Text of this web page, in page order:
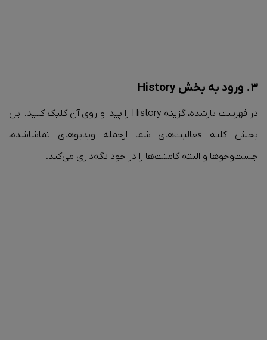
۳. ورود به بخش History
در فهرست بازشده، گزینه History را پیدا و روی آن کلیک کنید. این
بخش کلیه فعالیت‌های شما ازجمله ویدیوهای تماشا‌شده،
جست‌وجوها و البته کامنت‌ها را در خود نگه‌داری می‌کند.